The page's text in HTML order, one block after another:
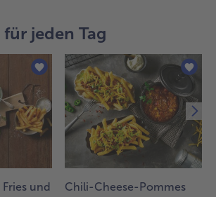
jeden Tag
und
Chili-Cheese-Pommes